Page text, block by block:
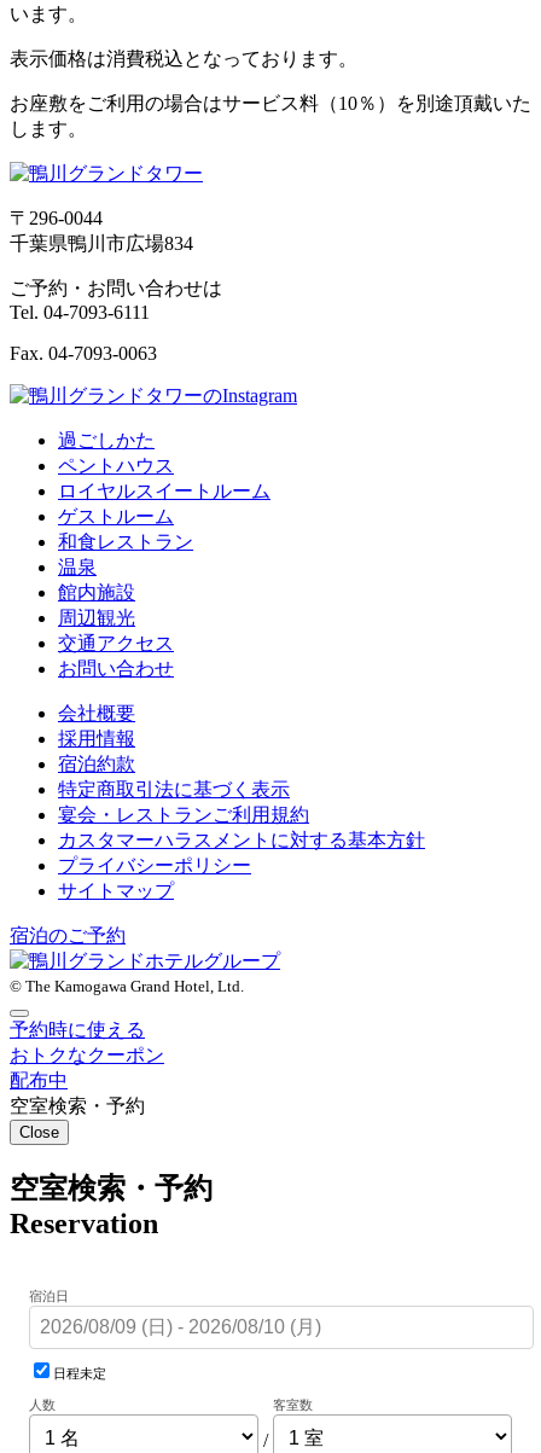
います。
表示価格は消費税込となっております。
お座敷をご利用の場合はサービス料（10％）を別途頂戴いた
します。
〒296-0044
千葉県鴨川市広場834
ご予約・お問い合わせは
Tel. 04-7093-6111
Fax. 04-7093-0063
過ごしかた
ペントハウス
ロイヤルスイートルーム
ゲストルーム
和食レストラン
温泉
館内施設
周辺観光
交通アクセス
お問い合わせ
会社概要
採用情報
宿泊約款
特定商取引法に基づく表示
宴会・レストランご利用規約
カスタマーハラスメントに対する基本方針
プライバシーポリシー
サイトマップ
宿泊のご予約
© The Kamogawa Grand Hotel, Ltd.
予約時に使える
おトクなクーポン
配布中
空室検索・予約
Close
空室検索・予約
Reservation
宿泊日
日程未定
人数
/
客室数